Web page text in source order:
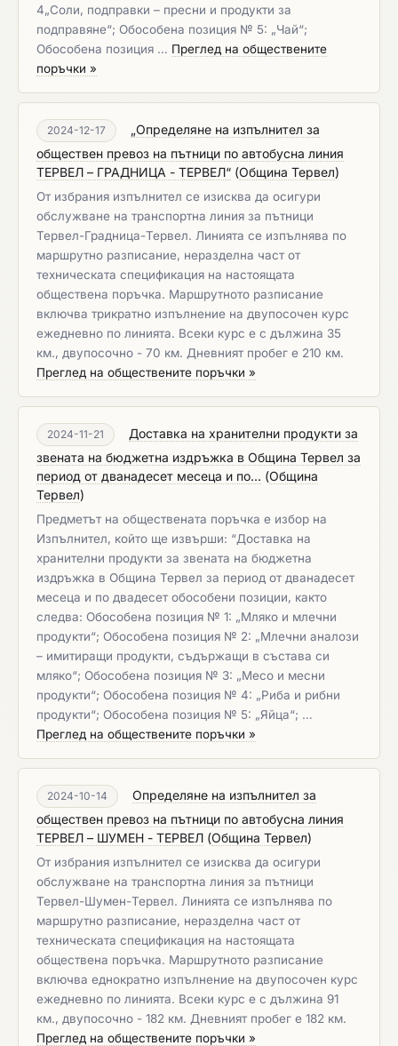
4„Соли, подправки – пресни и продукти за
подправяне“; Обособена позиция № 5: „Чай“;
Обособена позиция … Преглед на обществените
поръчки »
2024-12-17
„Определяне на изпълнител за
обществен превоз на пътници по автобусна линия
ТЕРВЕЛ – ГРАДНИЦА - ТЕРВЕЛ“ (Община Тервел)
От избрания изпълнител се изисква да осигури
обслужване на транспортна линия за пътници
Тервел-Градница-Тервел. Линията се изпълнява по
маршрутно разписание, неразделна част от
техническата спецификация на настоящата
обществена поръчка. Маршрутното разписание
включва трикратно изпълнение на двупосочен курс
ежедневно по линията. Всеки курс е с дължина 35
км., двупосочно - 70 км. Дневният пробег е 210 км.
Преглед на обществените поръчки »
2024-11-21
Доставка на хранителни продукти за
звената на бюджетна издръжка в Община Тервел за
период от дванадесет месеца и по... (Община
Тервел)
Предметът на обществената поръчка е избор на
Изпълнител, който ще извърши: “Доставка на
хранителни продукти за звената на бюджетна
издръжка в Община Тервел за период от дванадесет
месеца и по двадесет обособени позиции, както
следва: Обособена позиция № 1: „Мляко и млечни
продукти“; Обособена позиция № 2: „Млечни аналози
– имитиращи продукти, съдържащи в състава си
мляко“; Обособена позиция № 3: „Месо и месни
продукти“; Обособена позиция № 4: „Риба и рибни
продукти“; Обособена позиция № 5: „Яйца“; …
Преглед на обществените поръчки »
2024-10-14
Определяне на изпълнител за
обществен превоз на пътници по автобусна линия
ТЕРВЕЛ – ШУМЕН - ТЕРВЕЛ (Община Тервел)
От избрания изпълнител се изисква да осигури
обслужване на транспортна линия за пътници
Тервел-Шумен-Тервел. Линията се изпълнява по
маршрутно разписание, неразделна част от
техническата спецификация на настоящата
обществена поръчка. Маршрутното разписание
включва еднократно изпълнение на двупосочен курс
ежедневно по линията. Всеки курс е с дължина 91
км., двупосочно - 182 км. Дневният пробег е 182 км.
Преглед на обществените поръчки »